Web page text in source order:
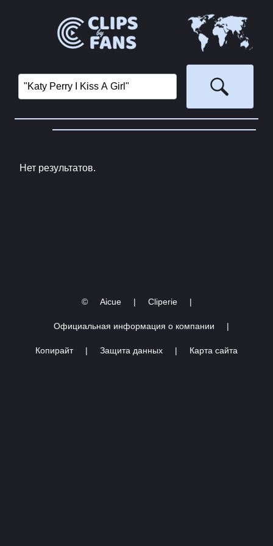
Нет результатов.
© Aicue | Cliperie |
Официальная информация о компании |
Копирайт | Защита данных | Карта сайта